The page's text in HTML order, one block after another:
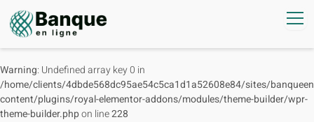
Warning: Undefined array key 0 in
/home/clients/4dbde568dc95ae54c5ca1d1a52608e84/sites/
content/plugins/royal-elementor-addons/modules/theme-builder/wpr-
theme-builder.phpon line228